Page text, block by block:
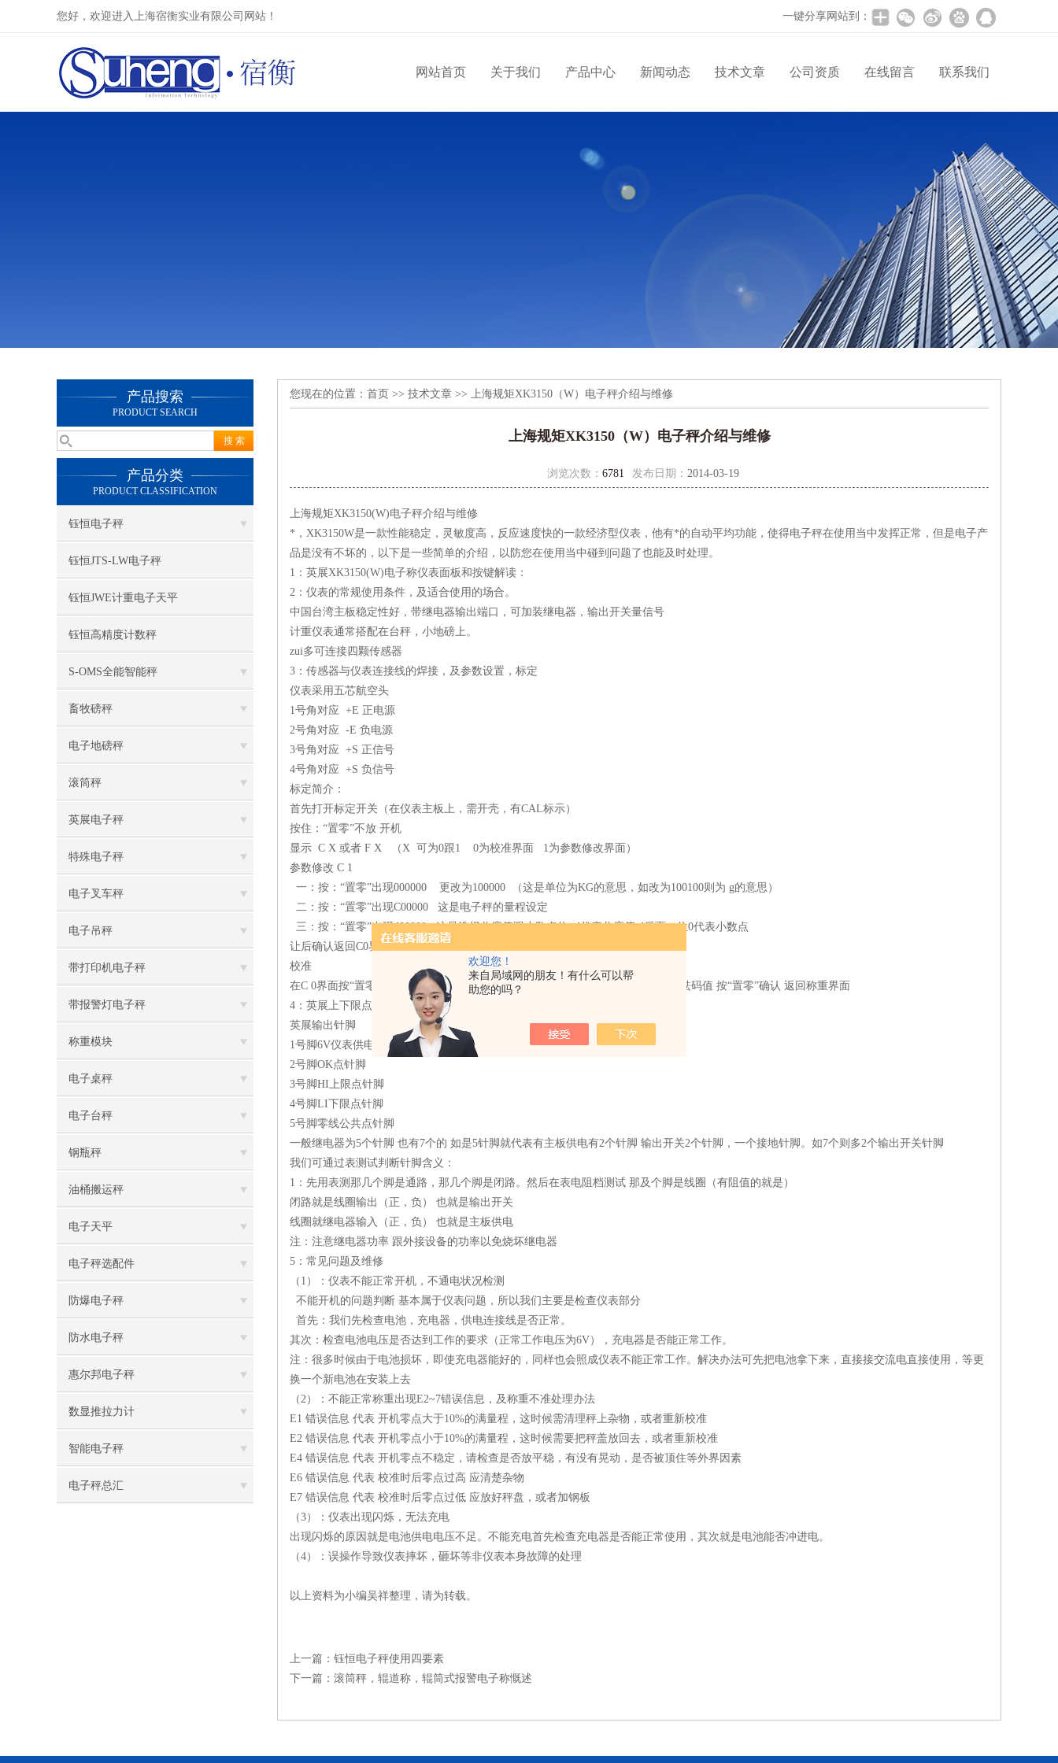
欢迎您！
来自局域网的朋友！有什么可以帮
助您的吗？
您好，欢迎进入上海宿衡实业有限公司网站！ 一键分享网站到：
网站首页 关于我们 产品中心 新闻动态 技术文章 公司资质 在线留言 联系我们
产品搜索
PRODUCT SEARCH
产品分类
PRODUCT CLASSIFICATION
钰恒电子秤
钰恒JTS-LW电子秤
钰恒JWE计重电子天平
钰恒高精度计数秤
S-OMS全能智能秤
畜牧磅秤
电子地磅秤
滚筒秤
英展电子秤
特殊电子秤
电子叉车秤
电子吊秤
带打印机电子秤
带报警灯电子秤
称重模块
电子桌秤
电子台秤
钢瓶秤
油桶搬运秤
电子天平
电子秤选配件
防爆电子秤
防水电子秤
惠尔邦电子秤
数显推拉力计
智能电子秤
电子秤总汇
您现在的位置： 首页 >> 技术文章 >> 上海规矩XK3150（W）电子秤介绍与维修
上海规矩XK3150（W）电子秤介绍与维修
浏览次数： 6781 发布日期： 2014-03-19
上海规矩XK3150(W)电子秤介绍与维修
*，XK3150W是一款性能稳定，灵敏度高，反应速度快的一款经济型仪表，他有*的自动平均功能，使得电子秤在使用当中发挥正常，但是电子产
品是没有不坏的，以下是一些简单的介绍，以防您在使用当中碰到问题了也能及时处理。
1：英展XK3150(W)电子称仪表面板和按键解读：
2：仪表的常规使用条件，及适合使用的场合。
中国台湾主板稳定性好，带继电器输出端口，可加装继电器，输出开关量信号
计重仪表通常搭配在台秤，小地磅上。
zui多可连接四颗传感器
3：传感器与仪表连接线的焊接，及参数设置，标定
仪表采用五芯航空头
1号角对应 +E 正电源
2号角对应 -E 负电源
3号角对应 +S 正信号
4号角对应 +S 负信号
标定简介：
首先打开标定开关（在仪表主板上，需开壳，有CAL标示）
按住：“置零”不放 开机
显示 C X 或者 F X （X 可为0跟1 0为校准界面 1为参数修改界面）
参数修改 C 1
一：按：“置零”出现000000 更改为100000 （这是单位为KG的意思，如改为100100则为 g的意思）
二：按：“置零”出现C00000 这是电子秤的量程设定
三：按：“置零”出现d00000 这是选择分度值跟小数点位 d代表分度值 d后面一位0代表小数点
让后确认返回C0界面
校准
在C 0界面按“置零”出现零点 等三秒出现在数字 为重量校准 放上砝码 输入正确的砝码值 按“置零”确认 返回称重界面
4：英展上下限点介绍及继电器的原理，安装
英展输出针脚
1号脚6V仪表供电
2号脚OK点针脚
3号脚HI上限点针脚
4号脚LI下限点针脚
5号脚零线公共点针脚
一般继电器为5个针脚 也有7个的 如是5针脚就代表有主板供电有2个针脚 输出开关2个针脚，一个接地针脚。如7个则多2个输出开关针脚
我们可通过表测试判断针脚含义：
1：先用表测那几个脚是通路，那几个脚是闭路。然后在表电阻档测试 那及个脚是线圈（有阻值的就是）
闭路就是线圈输出（正，负） 也就是输出开关
线圈就继电器输入（正，负） 也就是主板供电
注：注意继电器功率 跟外接设备的功率以免烧坏继电器
5：常见问题及维修
（1）：仪表不能正常开机，不通电状况检测
不能开机的问题判断 基本属于仪表问题，所以我们主要是检查仪表部分
首先：我们先检查电池，充电器，供电连接线是否正常。
其次：检查电池电压是否达到工作的要求（正常工作电压为6V），充电器是否能正常工作。
注：很多时候由于电池损坏，即使充电器能好的，同样也会照成仪表不能正常工作。解决办法可先把电池拿下来，直接接交流电直接使用，等更
换一个新电池在安装上去
（2）：不能正常称重出现E2~7错误信息，及称重不准处理办法
E1 错误信息 代表 开机零点大于10%的满量程，这时候需清理秤上杂物，或者重新校准
E2 错误信息 代表 开机零点小于10%的满量程，这时候需要把秤盖放回去，或者重新校准
E4 错误信息 代表 开机零点不稳定，请检查是否放平稳，有没有晃动，是否被顶住等外界因素
E6 错误信息 代表 校准时后零点过高 应清楚杂物
E7 错误信息 代表 校准时后零点过低 应放好秤盘，或者加钢板
（3）：仪表出现闪烁，无法充电
出现闪烁的原因就是电池供电电压不足。不能充电首先检查充电器是否能正常使用，其次就是电池能否冲进电。
（4）：误操作导致仪表摔坏，砸坏等非仪表本身故障的处理
以上资料为小编吴祥整理，请为转载。
上一篇： 钰恒电子秤使用四要素
下一篇： 滚筒秤，辊道称，辊筒式报警电子称慨述